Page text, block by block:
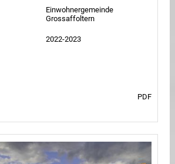
Einwohnergemeinde
Grossaffoltern
2022-2023
PDF